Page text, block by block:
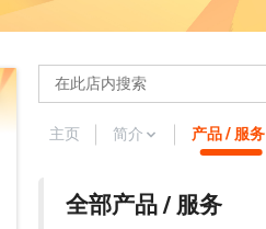
主页 简介 产品 / 服务
全部产品 / 服务